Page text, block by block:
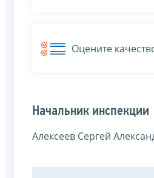
Оцените
Начальник инспекции
Алексеев Сергей